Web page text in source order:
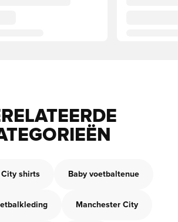
City shirts Baby voetbaltenue
Manchester City